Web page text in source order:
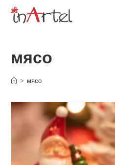
Перейти
мясо
> мясо